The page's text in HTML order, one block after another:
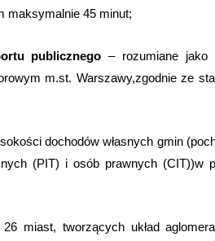
maksymalnie 45 minut;
publicznego – rozumiane jako
m.st. Warszawy,zgodnie ze
dochodów własnych gmin
(PIT) i osób prawnych (CIT))w
miast, tworzących układ